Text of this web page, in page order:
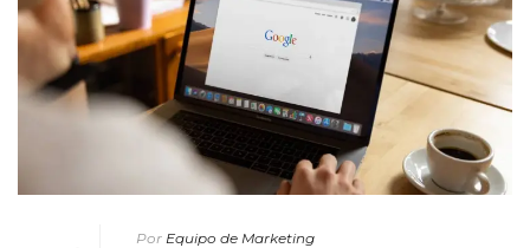
Por Equipo de Marketing